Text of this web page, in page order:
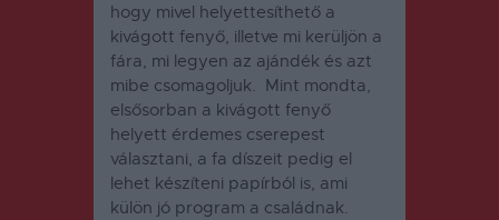
hogy mivel helyettesíthető a
kivágott fenyő, illetve mi kerüljön a
fára, mi legyen az ajándék és azt
mibe csomagoljuk. Mint mondta,
elsősorban a kivágott fenyő
helyett érdemes cserepest
választani, a fa díszeit pedig el
lehet készíteni papírból is, ami
külön jó program a családnak.